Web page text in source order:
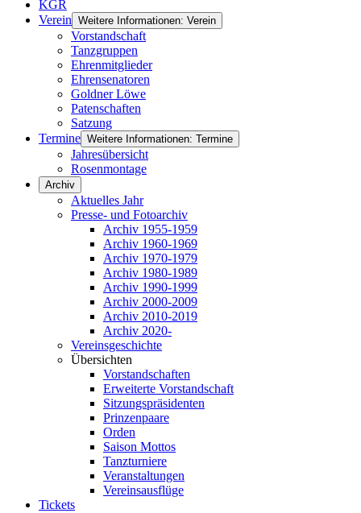
KGR
Verein Weitere Informationen: Verein
Vorstandschaft
Tanzgruppen
Ehrenmitglieder
Ehrensenatoren
Goldner Löwe
Patenschaften
Satzung
Termine Weitere Informationen: Termine
Jahresübersicht
Rosenmontage
Archiv
Aktuelles Jahr
Presse- und Fotoarchiv
Archiv 1955-1959
Archiv 1960-1969
Archiv 1970-1979
Archiv 1980-1989
Archiv 1990-1999
Archiv 2000-2009
Archiv 2010-2019
Archiv 2020-
Vereinsgeschichte
Übersichten
Vorstandschaften
Erweiterte Vorstandschaft
Sitzungspräsidenten
Prinzenpaare
Orden
Saison Mottos
Tanzturniere
Veranstaltungen
Vereinsausflüge
Tickets